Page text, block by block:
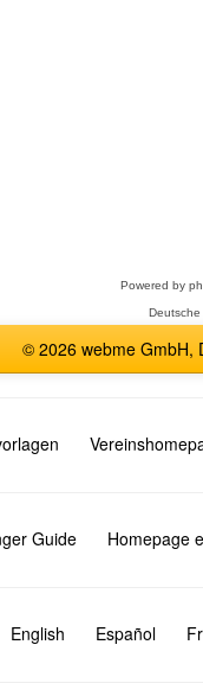
Powered by
© 2026 webme GmbH,
Guide Homepage
English Español